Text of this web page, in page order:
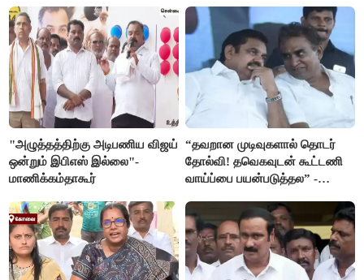
"அழுத்தத்திற்கு அடிபணிய விஜய்
ஒன்றும் இபிஎஸ் இல்லை"-
மாணிக்கம்தாகூர்
“தவறான முடிவுகளால் தொடர்
தோல்வி! தவெகவுடன் கூட்டணி
வாய்ப்பை பயன்படுத்தல” -